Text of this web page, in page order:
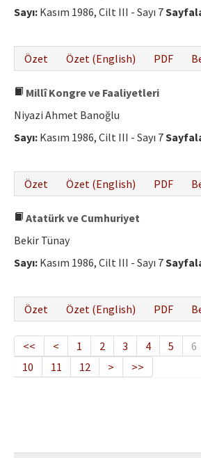
Sayı: Kasım 1986, Cilt III - Sayı 7
Özet
Özet (English) PDF
Millî Kongre ve Faaliyetleri
Niyazi Ahmet Banoğlu
Sayı: Kasım 1986, Cilt III - Sayı 7
Özet
Özet (English) PDF
Atatürk ve Cumhuriyet
Bekir Tünay
Sayı: Kasım 1986, Cilt III - Sayı 7
Özet
Özet (English) PDF
<< < 1 2 3 4 5 6
10
11 12 > >>